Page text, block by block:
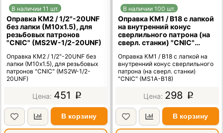
В наличии 11 шт.
Оправка КМ2 / 1/2"-20UNF
без лапки (М10х1.5), для
резьбовых патронов
"CNIC" (MS2W-1/2-20UNF)
Оправка КМ2 / 1/2"-20UNF без
лапки (М10х1.5), для резьбовых
патронов "CNIC" (MS2W-1/2-
20UNF)
451 p
В корзину
В наличии 100 шт.
Оправка КМ1 / В18 с лапкой
на внутренний конус
сверлильного патрона (на
сверл. станки) "CNIC"
Оправка КМ1 / В18 с лапкой на
внутренний конус сверлильного
патрона (на сверл. станки)
"CNIC" (MS1A-B18)
298 p
В корзину